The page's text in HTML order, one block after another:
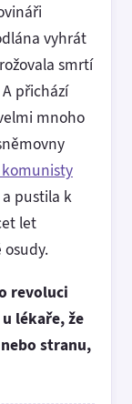
vyhrát
smrtí
přichází
mnoho
pustila k
let
revoluci
lékaře, že
stranu,